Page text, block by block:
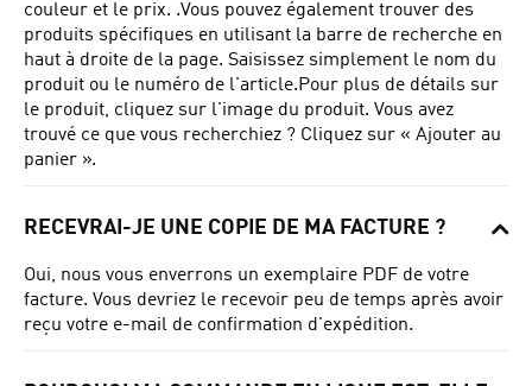
couleur et le prix. .Vous pouvez également trouver des
produits spécifiques en utilisant la barre de recherche en
haut à droite de la page. Saisissez simplement le nom du
produit ou le numéro de l'article.Pour plus de détails sur
le produit, cliquez sur l'image du produit. Vous avez
trouvé ce que vous recherchiez ? Cliquez sur « Ajouter au
panier ».
RECEVRAI-JE UNE COPIE DE MA FACTURE ?
Oui, nous vous enverrons un exemplaire PDF de votre
facture. Vous devriez le recevoir peu de temps après avoir
reçu votre e-mail de confirmation d'expédition.